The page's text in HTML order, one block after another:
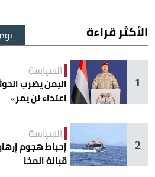
الأكثر قراءة
1
السياسة
اليمن يضرب
اعتداء لن يمر»
2
السياسة
إحباط هجوم
قبالة المخا